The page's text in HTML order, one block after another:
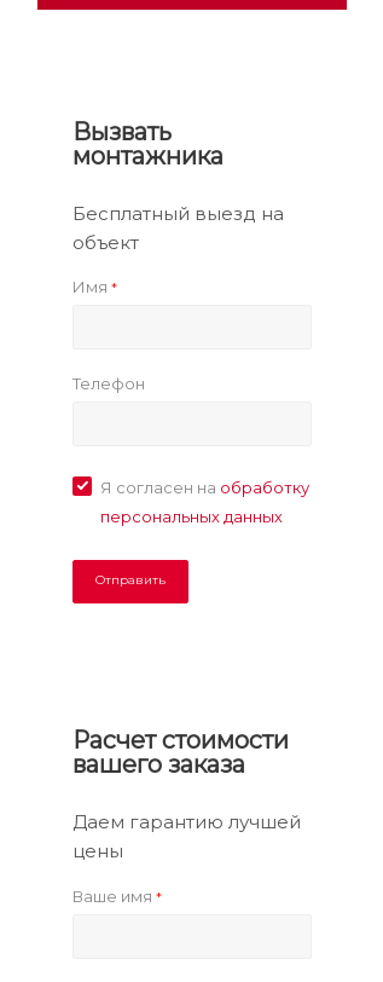
Вызвать
монтажника
Бесплатный выезд на
объект
Имя *
Телефон
Я согласен на обработку
персональных данных
Расчет стоимости
вашего заказа
Даем гарантию лучшей
цены
Ваше имя *